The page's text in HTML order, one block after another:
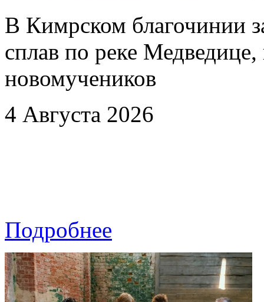
В Кимрском благочинии
сплав по реке
новомучеников
4 Августа 2026
Подробнее